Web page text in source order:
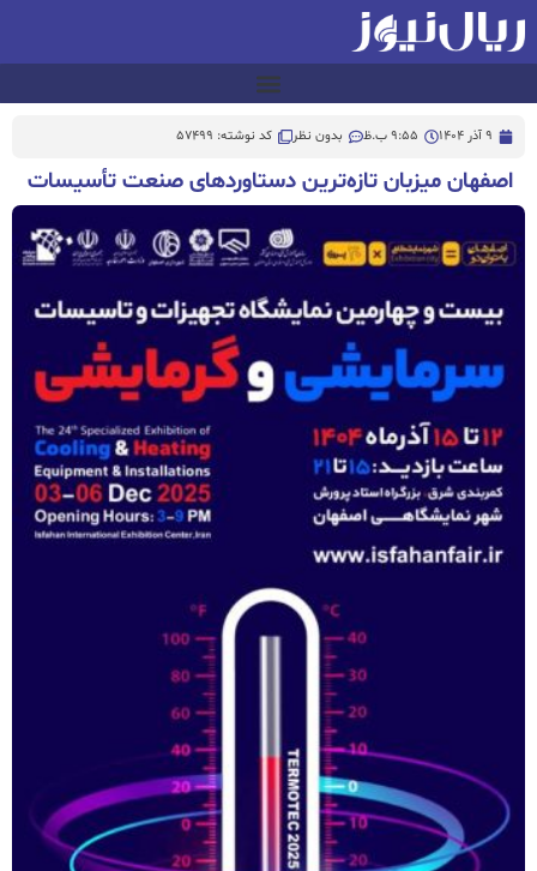
9 آذر 1404 9:55 ب.ظ بدون نظر کد نوشته: 57499
اصفهان میزبان تازه‌ترین دستاوردهای صنعت تأسیسات